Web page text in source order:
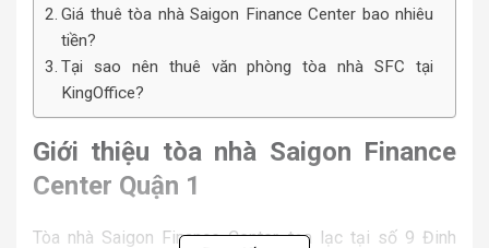
Giá thuê tòa nhà Saigon Finance Center bao nhiêu
tiền?
Tại sao nên thuê văn phòng tòa nhà SFC tại
KingOffice?
Giới thiệu tòa nhà Saigon Finance
Center Quận 1
Tòa nhà Saigon Finance Center, tọa lạc tại số 9 Đinh